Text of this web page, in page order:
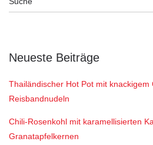
Neueste Beiträge
Thailändischer Hot Pot mit knackigem
Reisbandnudeln
Chili-Rosenkohl mit karamellisierten
Granatapfelkernen